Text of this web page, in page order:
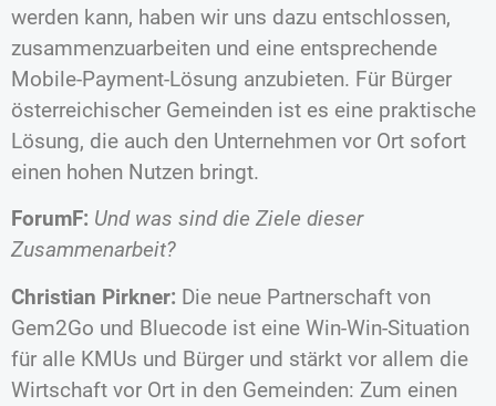
werden kann, haben wir uns dazu entschlossen,
zusammenzuarbeiten und eine entsprechende
Mobile-Payment-Lösung anzubieten. Für Bürger
österreichischer Gemeinden ist es eine praktische
Lösung, die auch den Unternehmen vor Ort sofort
einen hohen Nutzen bringt.
ForumF: Und was sind die Ziele dieser
Zusammenarbeit?
Christian Pirkner: Die neue Partnerschaft von
Gem2Go und Bluecode ist eine Win-Win-Situation
für alle KMUs und Bürger und stärkt vor allem die
Wirtschaft vor Ort in den Gemeinden: Zum einen